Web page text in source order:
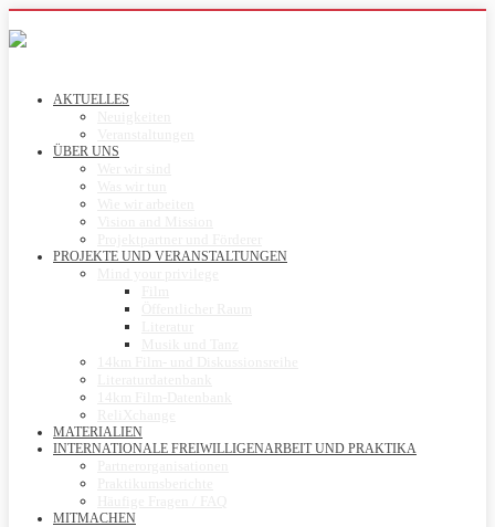
AKTUELLES
ÜBER UNS
PROJEKTE UND VERANSTALTUNGEN
MATERIALIEN
INTERNATIONALE FREIWILLIGENARBEIT UND PRAKTIKA
MITMACHEN